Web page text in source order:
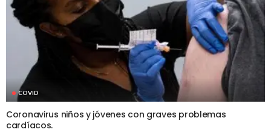
COVID
Coronavirus niños y jóvenes con graves problemas
cardíacos.